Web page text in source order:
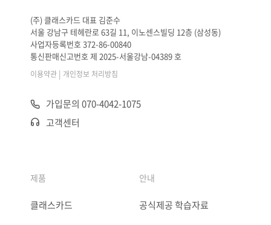
(주) 클래스카드 대표 김준수
서울 강남구 테헤란로 63길 11, 이노센스빌딩 12층 (삼성동)
사업자등록번호 372-86-00840
통신판매신고번호 제 2025-서울강남-04389 호
이용약관 | 개인정보 처리방침
가입문의 070-4042-1075
고객센터
제품
클래스카드
안내
공식제공 학습자료